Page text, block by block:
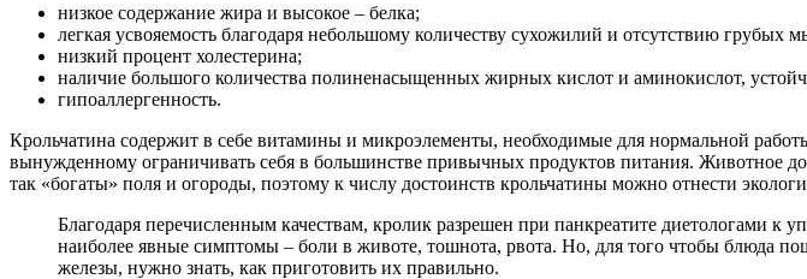
низкое содержание жира и высокое – белка;
легкая усвояемость благодаря небольшому количеству сухожилий и отсутствию грубых
низкий процент холестерина;
наличие большого количества полиненасыщенных жирных кислот и аминокислот,
гипоаллергенность.
Крольчатина содержит в себе витамины и микроэлементы, необходимые для нормальной
вынужденному ограничивать себя в большинстве привычных продуктов питания. Животное
так «богаты» поля и огороды, поэтому к числу достоинств крольчатины можно отнести
Благодаря перечисленным качествам, кролик разрешен при панкреатите диетологами к
наиболее явные симптомы – боли в животе, тошнота, рвота. Но, для того чтобы блюда
железы, нужно знать, как приготовить их правильно.